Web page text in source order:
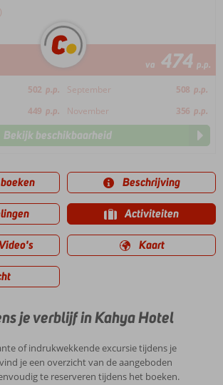
va 474 p.p.
502 p.p. September 508 p.p.
449 p.p. November 356 p.p.
Bekijk beschikbaarheid
Beschrijving
Activiteiten
Kaart
je verblijf in Kahya Hotel
of indrukwekkende excursie tijdens je
je een overzicht van de aangeboden
te reserveren tijdens het boeken.